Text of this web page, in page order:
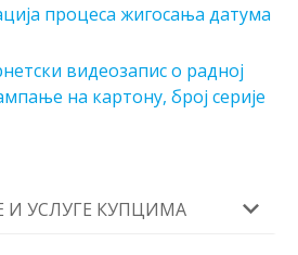
процеса жигосања датума
видеозапис о радној
на картону, број серије
И УСЛУГЕ КУПЦИМА